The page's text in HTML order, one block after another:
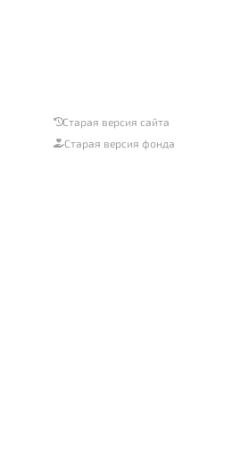
Старая версия сайта
Старая версия фонда